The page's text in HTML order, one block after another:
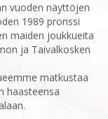
vuoden näyttöjen
1989 pronssi
maiden joukkueita
ja Taivalkosken
matkustaa
haasteensa